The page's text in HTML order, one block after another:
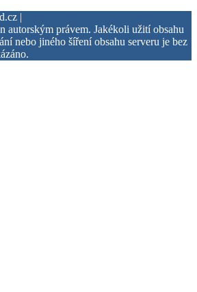
|
autorským právem. Jakékoli užití obsahu
nebo jiného šíření obsahu serveru je bez